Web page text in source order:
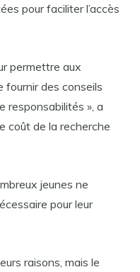
pour faciliter l’accès
permettre aux
fournir des conseils
responsabilités », a
coût de la recherche
jeunes ne
pour leur
raisons, mais le